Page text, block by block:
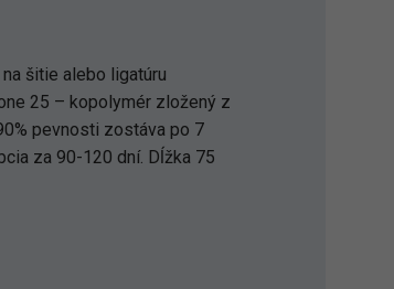
šitie alebo ligatúru
25 – kopolymér zložený z
pevnosti zostáva po 7
za 90-120 dní. Dĺžka 75